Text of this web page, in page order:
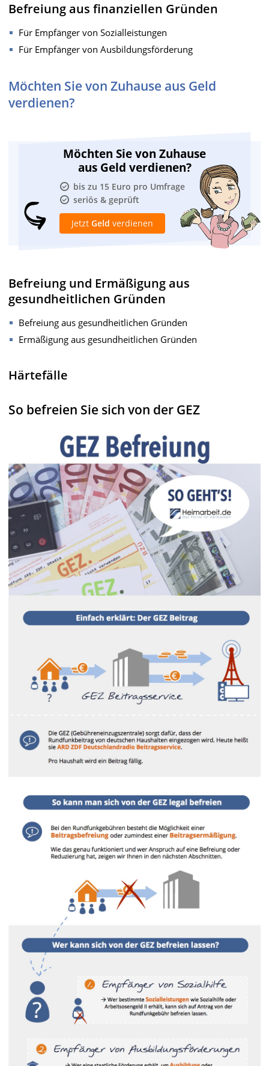
Befreiung aus finanziellen Gründen
Für Empfänger von Sozialleistungen
Für Empfänger von Ausbildungsförderung
Möchten Sie von Zuhause aus Geld
verdienen?
Möchten Sie von Zuhause
aus Geld verdienen?
bis zu 15 Euro pro Umfrage
seriös & geprüft
Jetzt Geld verdienen
Befreiung und Ermäßigung aus
gesundheitlichen Gründen
Befreiung aus gesundheitlichen Gründen
Ermäßigung aus gesundheitlichen Gründen
Härtefälle
So befreien Sie sich von der GEZ